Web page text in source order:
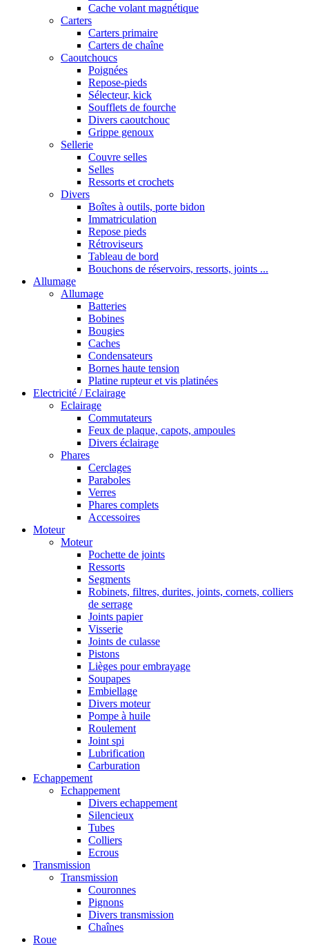
Cache volant magnétique
Carters
Carters primaire
Carters de chaîne
Caoutchoucs
Poignées
Repose-pieds
Sélecteur, kick
Soufflets de fourche
Divers caoutchouc
Grippe genoux
Sellerie
Couvre selles
Selles
Ressorts et crochets
Divers
Boîtes à outils, porte bidon
Immatriculation
Repose pieds
Rétroviseurs
Tableau de bord
Bouchons de réservoirs, ressorts, joints ...
Allumage
Allumage
Batteries
Bobines
Bougies
Caches
Condensateurs
Bornes haute tension
Platine rupteur et vis platinées
Electricité / Eclairage
Eclairage
Commutateurs
Feux de plaque, capots, ampoules
Divers éclairage
Phares
Cerclages
Paraboles
Verres
Phares complets
Accessoires
Moteur
Moteur
Pochette de joints
Ressorts
Segments
Robinets, filtres, durites, joints, cornets, colliers
de serrage
Joints papier
Visserie
Joints de culasse
Pistons
Lièges pour embrayage
Soupapes
Embiellage
Divers moteur
Pompe à huile
Roulement
Joint spi
Lubrification
Carburation
Echappement
Echappement
Divers echappement
Silencieux
Tubes
Colliers
Ecrous
Transmission
Transmission
Couronnes
Pignons
Divers transmission
Chaînes
Roue